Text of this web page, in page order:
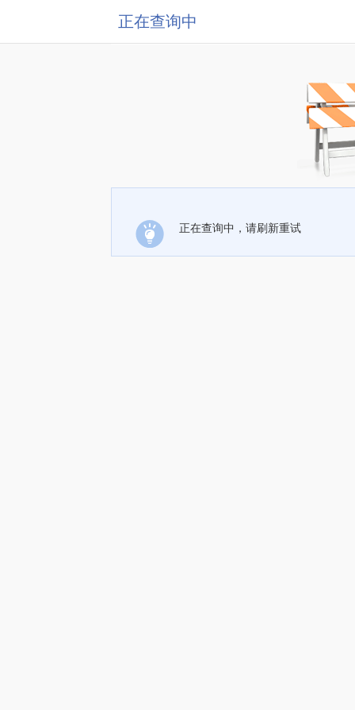
正在查询中
正在查询中，请刷新重试